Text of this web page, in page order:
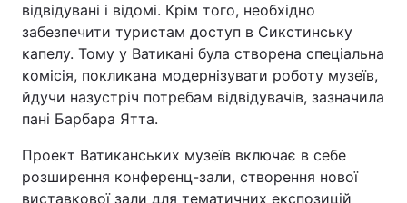
відвідувані і відомі. Крім того, необхідно
забезпечити туристам доступ в Сикстинську
капелу. Тому у Ватикані була створена спеціальна
комісія, покликана модернізувати роботу музеїв,
йдучи назустріч потребам відвідувачів, зазначила
пані Барбара Ятта.
Проект Ватиканських музеїв включає в себе
розширення конференц-зали, створення нової
виставкової зали для тематичних експозицій